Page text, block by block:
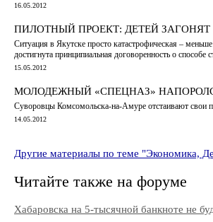
16.05.2012
ПИЛОТНЫЙ ПРОЕКТ: ДЕТЕЙ ЗАГОНЯТ
Ситуация в Якутске просто катастрофическая –
достигнута принципиальная договоренность о
15.05.2012
МОЛОДЕЖНЫЙ «СПЕЦНАЗ»
Суворовцы Комсомольска-на-Амуре отстаивают свои
14.05.2012
Другие материалы по теме "Экономика,
Читайте также на форуме
Хабаровска на 5-тысячной банкноте не